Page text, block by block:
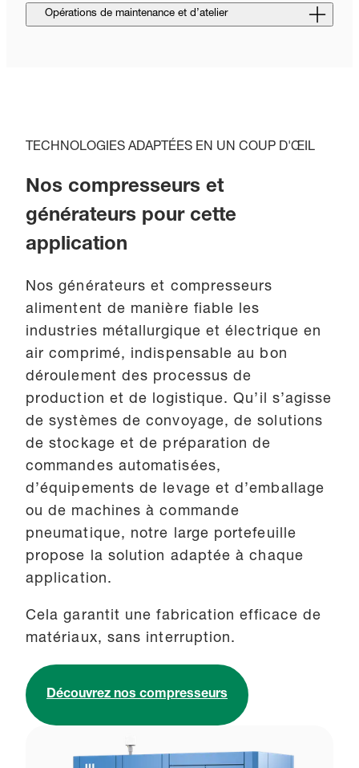
Opérations de maintenance et d’atelier
TECHNOLOGIES ADAPTÉES EN UN COUP D'ŒIL
Nos compresseurs et
générateurs pour cette
application
Nos générateurs et compresseurs
alimentent de manière fiable les
industries métallurgique et électrique en
air comprimé, indispensable au bon
déroulement des processus de
production et de logistique. Qu’il s’agisse
de systèmes de convoyage, de solutions
de stockage et de préparation de
commandes automatisées,
d’équipements de levage et d’emballage
ou de machines à commande
pneumatique, notre large portefeuille
propose la solution adaptée à chaque
application.
Cela garantit une fabrication efficace de
matériaux, sans interruption.
Découvrez nos compresseurs